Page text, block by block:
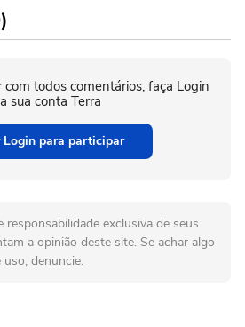
todos comentários, faça Login
sua conta Terra
Login para participar
exclusiva de seus
a opinião deste site. Se achar algo
denuncie.